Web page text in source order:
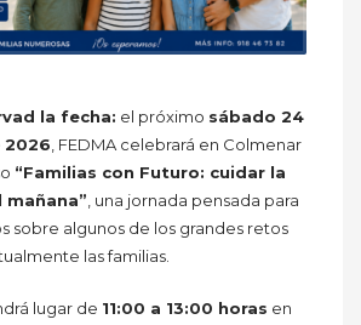
la fecha: el próximo sábado 24
2026, FEDMA celebrará en Colmenar
“Familias con Futuro: cuidar la
mañana”, una jornada pensada para
sobre algunos de los grandes retos
las familias.
lugar de 11:00 a 13:00 horas en